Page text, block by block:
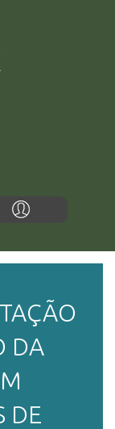
DA
DE